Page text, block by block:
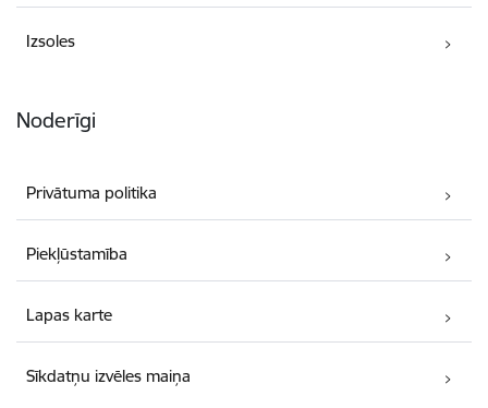
Izsoles
Noderīgi
Privātuma politika
Piekļūstamība
Lapas karte
Sīkdatņu izvēles maiņa